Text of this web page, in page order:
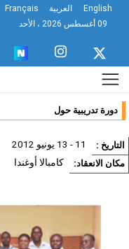
English العربية Français
دورة تدريبية حول
: 11 - 13 يونيو 2012
الانعقاد: كامبالا أوغندا